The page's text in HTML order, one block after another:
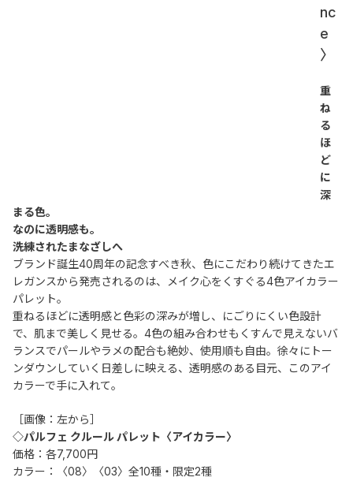
nc
e
〉
重
ね
る
ほ
ど
に
深
まる色。
なのに透明感も。
洗練されたまなざしへ
ブランド誕生40周年の記念すべき秋、色にこだわり続けてきたエ
レガンスから発売されるのは、メイク心をくすぐる4色アイカラー
パレット。
重ねるほどに透明感と色彩の深みが増し、にごりにくい色設計
で、肌まで美しく見せる。4色の組み合わせもくすんで見えないバ
ランスでパールやラメの配合も絶妙、使用順も自由。徐々にトー
ンダウンしていく日差しに映える、透明感のある目元、このアイ
カラーで手に入れて。
［画像：左から］
◇パルフェ クルール パレット〈アイカラー〉
価格：各7,700円
カラー：〈08〉〈03〉全10種・限定2種